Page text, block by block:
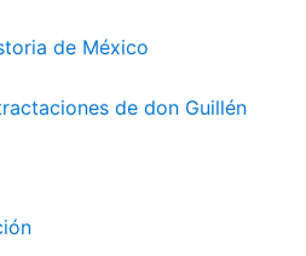
de México
de don Guillén